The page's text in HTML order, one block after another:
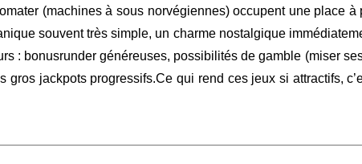
(machines à sous norvégiennes) occupent une place à
souvent très simple, un charme nostalgique
: bonusrunder généreuses, possibilités de gamble (miser
gros jackpots progressifs.Ce qui rend ces jeux si attractifs,